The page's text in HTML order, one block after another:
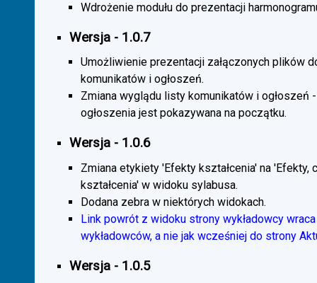
Wdrożenie modułu do prezentacji
Wersja - 1.0.7
Umożliwienie prezentacji załączonych plików
komunikatów i ogłoszeń.
Zmiana wyglądu listy komunikatów i ogłoszeń
ogłoszenia jest pokazywana na początku.
Wersja - 1.0.6
Zmiana etykiety 'Efekty kształcenia' na 'Efekty,
kształcenia' w widoku sylabusa.
Dodana zebra w niektórych widokach.
Link powrót z widoku strony wykładowcy
wykładowców, a nie jak wcześniej do strony
Wersja - 1.0.5